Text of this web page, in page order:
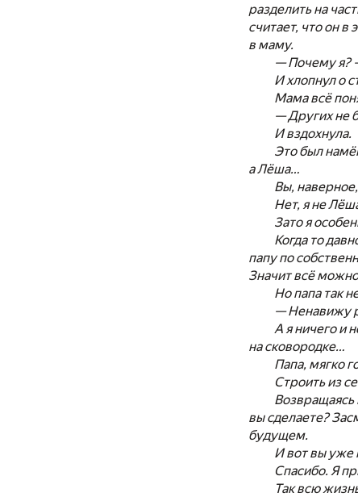
разделить на
считает, что он
в маму.
— Почему я?
И хлопнул о
Мама всё
— Других не
И вздохнула.
Это был
а Лёша…
Вы,
Нет, я не
Зато я
Когда то
папу по
Значит всё
Но папа так
— Ненавижу
А я ничего и
на сковородке…
Папа, мягко
Строить из
Возвращаясь
вы сделаете?
будущем.
И вот вы уже
Спасибо. Я
Так всю